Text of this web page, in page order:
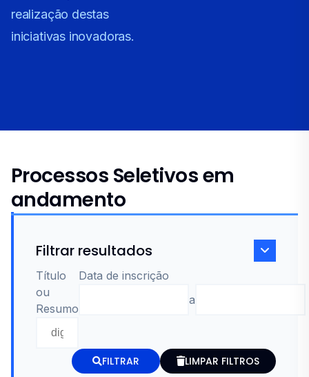
realização destas
iniciativas inovadoras.
Processos Seletivos em
andamento
Filtrar resultados
Título
ou
Resumo
Data de inscrição
a
FILTRAR LIMPAR FILTROS